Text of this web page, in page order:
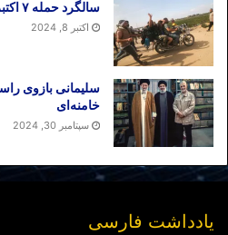
سالگرد حمله ۷ اکتبر
اکتبر 8, 2024
سلیمانی بازوی
خامنه‌ای
سپتامبر 30, 2024
یادداشت فارسی